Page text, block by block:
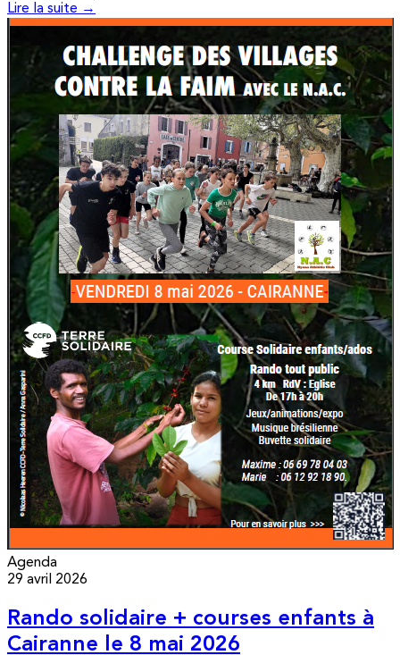
Lire la suite →
Agenda
29 avril 2026
Rando solidaire + courses enfants à
Cairanne le 8 mai 2026